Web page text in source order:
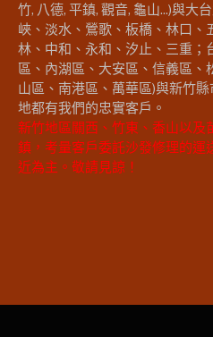
竹, 八德, 平鎮, 觀音, 龜山...)與大
峽、淡水、鶯歌、板橋、林口、
林、中和、永和、汐止、三重；
區、內湖區、大安區、信義區、
山區、南港區、萬華區)與新竹
地都有我們的忠實客戶。
新竹地區關西、竹東、香山以及
鎮，考量客戶委託沙發修理的運
近為主。敬請見諒！